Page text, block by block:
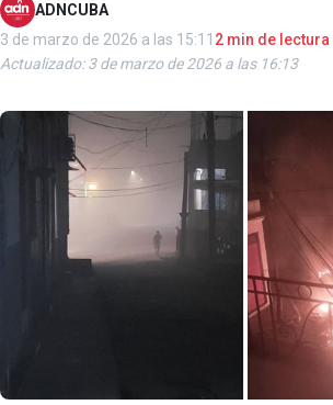
ADNCUBA
3 de marzo de 2026 a las 15:11 2 min de lectura
Actualizado: 3 de marzo de 2026 a las 16:13